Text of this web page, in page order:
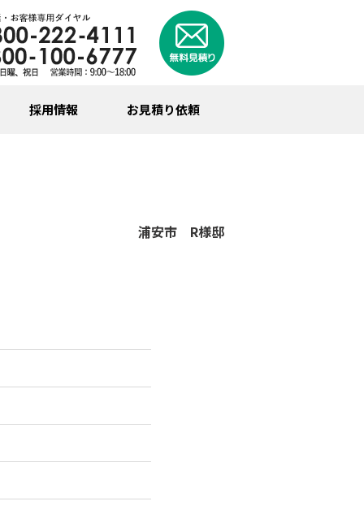
採用情報 お見積り依頼
浦安市 R様邸